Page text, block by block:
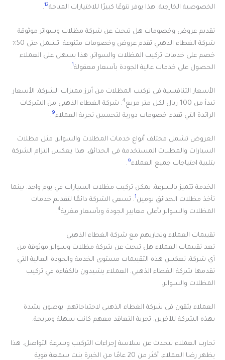
الخصوصية الخارجية. هذا يوفر تنوعًا كبيرًا للاختيارات المتاحة12
.
تقديم عروض وخصومات هل تبحث عن شركة مظلات وسواتر موثوقة
شركة الغطاء الذهبي تقدم عروض وخصومات متنوعة. تشمل حتى 50٪
خصم على خدمات تركيب المظلات والسواتر. هذا يسهل على العملاء
الحصول على خدمات عالية الجودة بأسعار معقولة1
.
الأسعار التنافسية في تركيب المظلات من أبرز مميزات الشركة. الأسعار
تبدأ من 100 ريال لكل متر مربع
4. شركة الغطاء الذهبي من الشركات
الرائدة التي تقدم خصومات دورية لتحسين تجربة العملاء9
.
العروض تشمل مختلف أنواع خدمات المظلات والسواتر. مثل مظلات
السيارات والمظلات المستخدمة في الحدائق. هذا يعكس التزام الشركة
بتلبية احتياجات جميع العملاء9
.
الخدمة تتميز بالسرعة. يمكن تركيب مظلات السيارات في يوم واحد. بينما
تأخذ مظلات الحدائق يومين1. تسعى الشركة دائمًا لتقديم خدمات
المظلات والسواتر بأعلى معايير الجودة وبأسعار مغرية4
.
تقييمات العملاء وتجاربهم مع شركة الغطاء الذهبي
تعد تقييمات العملاء هل تبحث عن شركة مظلات وسواتر موثوقة من
أي شركة. تعكس هذه التقييمات مستوى الخدمة والجودة العالية التي
تقدمها شركة الغطاء الذهبي. العملاء يشيدون بالكفاءة في تركيب
المظلات والسواتر.
العملاء يثقون في شركة الغطاء الذهبي لاحتياجاتهم. يوصون بشدة
بهذه الشركة للآخرين. تجربة التعاقد معهم كانت سهلة ومريحة.
تجارب العملاء تتحدث عن سلاسة إجراءات التركيب وسرعة التواصل. هذا
يظهر رضا العملاء. أكثر من 20 عامًا من الخبرة بنت سمعة قوية